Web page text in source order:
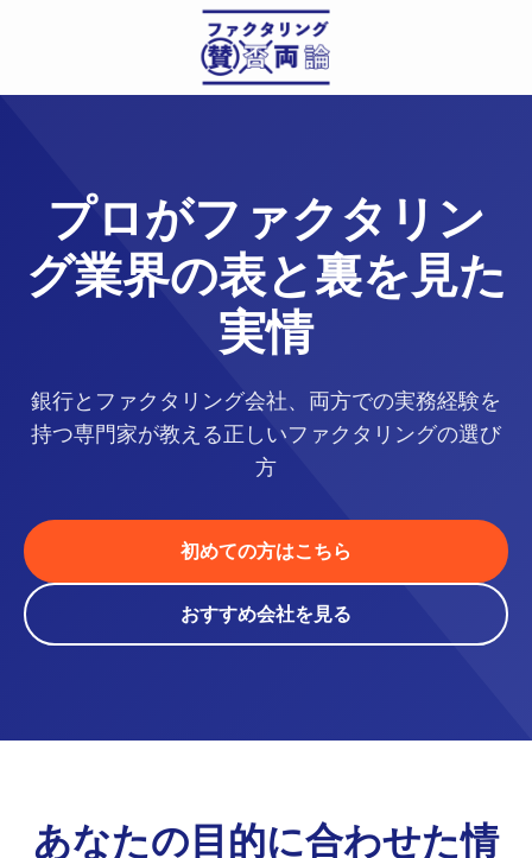
プロがファクタリン
グ業界の表と裏を見た
実情
銀行とファクタリング会社、両方での実務経験を
持つ専門家が教える正しいファクタリングの選び
方
初めての方はこちら
おすすめ会社を見る
あなたの目的に合わせた情